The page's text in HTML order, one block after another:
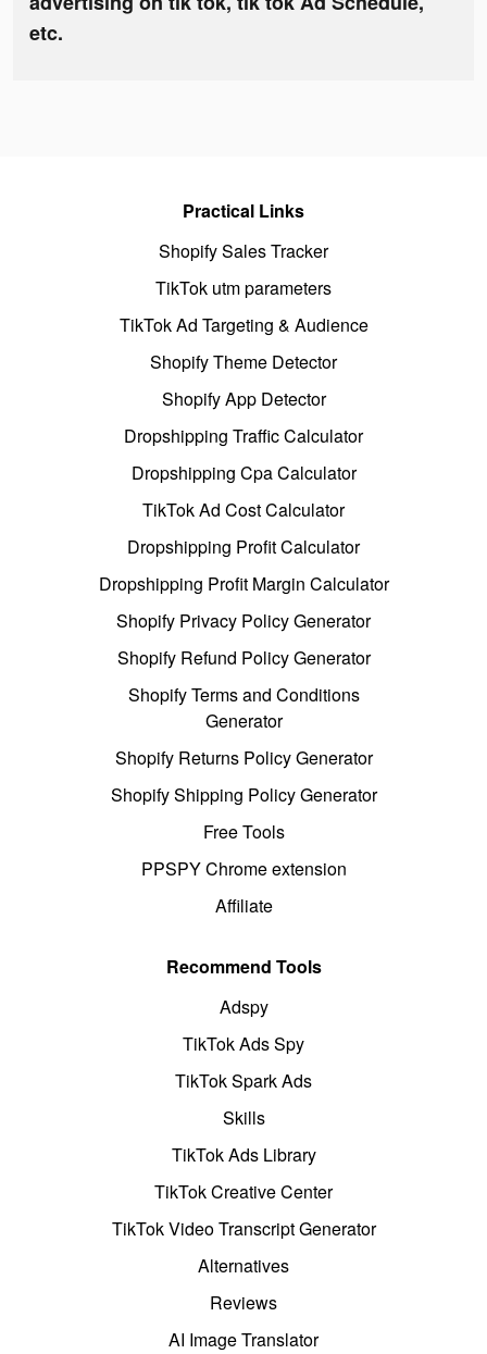
etc.
Practical Links
Shopify Sales Tracker
TikTok utm parameters
TikTok Ad Targeting & Audience
Shopify Theme Detector
Shopify App Detector
Dropshipping Traffic Calculator
Dropshipping Cpa Calculator
TikTok Ad Cost Calculator
Dropshipping Profit Calculator
Dropshipping Profit Margin Calculator
Shopify Privacy Policy Generator
Shopify Refund Policy Generator
Shopify Terms and Conditions
Generator
Shopify Returns Policy Generator
Shopify Shipping Policy Generator
Free Tools
PPSPY Chrome extension
Affiliate
Recommend Tools
Adspy
TikTok Ads Spy
TikTok Spark Ads
Skills
TikTok Ads Library
TikTok Creative Center
TikTok Video Transcript Generator
Alternatives
Reviews
AI Image Translator